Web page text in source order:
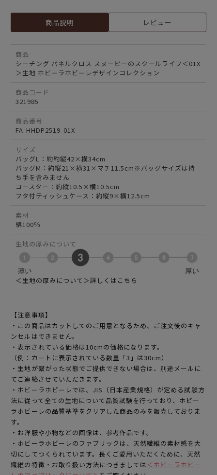
商品説明 レビュー
商品
シーチング パネルクロス スヌーピーのスクールライフ＜01X
＞生地 ホビーラホビーレデザインコレクション
商品コード
321985
商品番号
FA-HHDP2519-01X
サイズ
バッグL：約約縦42×横34cm
バッグM：約縦21×横31×マチ11.5cm※バッグサイズは持
ち手を含みません
コースター：約縦10.5×横10.5cm
フタ付ティッシュケース：約縦9×横12.5cm
素材
綿100％
生地の厚みについて
＜生地の厚みについて＞詳しくはこちら
【注意事項】
・この商品はカットしてのご用意となるため、ご注文後のキャ
ンセルはできません。
・表示されている価格は10cmの価格になります。
（例：カートに表示されている数量「3」は30cm）
・生地が繋がった状態でご提供できない場合は、別途メールに
てご連絡させていただきます。
・ホビーラホビーレでは、JIS（日本産業規格）が定める試験方
法に従って全ての生地について品質試験を行っており、ホビー
ラホビーレの品質基準をクリアした商品のみを販売しておりま
す。
・お洋服や小物などの画像は、参考作品です。
・ホビーラホビーレのファブリックは、天然繊維の素材感を大
切にしてつくられています。長くご愛用いただくために、天然
繊維の特徴・お取り扱い方法につきましては ＜ホビーラホビー